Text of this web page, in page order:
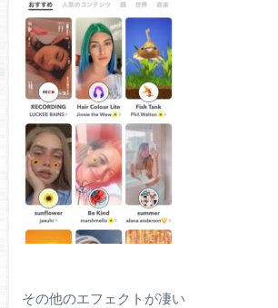
その他のエフェクトが凄い